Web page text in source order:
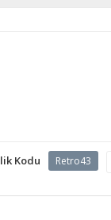
Kodu Retro43